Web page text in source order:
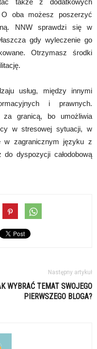
także z dodatkowych
oba możesz poszerzyć
NNW sprawdzi się w
gdy wyleczenie go
Otrzymasz środki
usług, między innymi
i prawnych.
granicą, bo umożliwia
w stresowej sytuacji, w
w zagranicznym języku z
dyspozycji całodobową
Następny artykuł
WYBRAĆ TEMAT SWOJEGO
PIERWSZEGO BLOGA?